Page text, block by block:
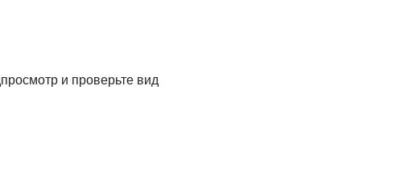
и проверьте вид